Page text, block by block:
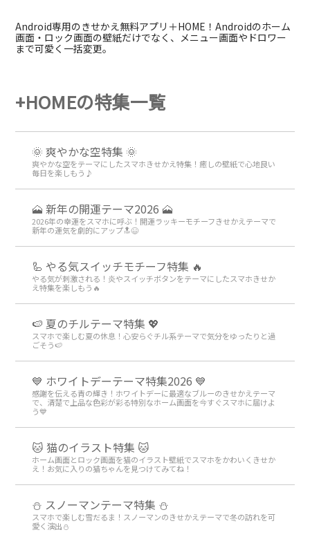
Android専用のきせかえ無料アプリ＋HOME！Androidのホーム
画面・ロック画面の壁紙だけでなく、メニュー画面やドロワー
まで可愛く一括変更。
+HOMEの特集一覧
🌞 爽やかな空特集 🌞
爽やかな空をテーマにしたスマホきせかえ特集！癒しの壁紙で心地良い
毎日を楽しもう♪
🗻 新年の開運テーマ2026 🗻
2026年の幸運をスマホに呼ぶ！開運ラッキーモチーフきせかえテーマで
新年の運気を劇的にアップ🔝😆
🦾 やる気スイッチモチーフ特集 🔥
やる気が刺激される！炎やスイッチボタンをテーマにしたスマホきせか
え特集を楽しもう🔥
🍉 夏のチルテーマ特集 💖
スマホで楽しむ夏の休息！心安らぐチル系テーマで気分をゆったりと過
ごそう🍉
💙 ホワイトデーテーマ特集2026 💙
感謝を伝える青の輝き！ホワイトデーに最適なブルーのきせかえテーマ
で、清楚で上品な色彩が彩る特別なホーム画面を今すぐスマホに届けよ
う💙
🐱 猫のイラスト特集 🐱
ホーム画面とロック画面を猫のイラスト壁紙でスマホをかわいくきせか
え！お気に入りの猫ちゃんを見つけてみてね！
⛄ スノーマンテーマ特集 ⛄
スマホで楽しむ雪だるま！スノーマンのきせかえテーマで冬の訪れを可
愛く演出⛄